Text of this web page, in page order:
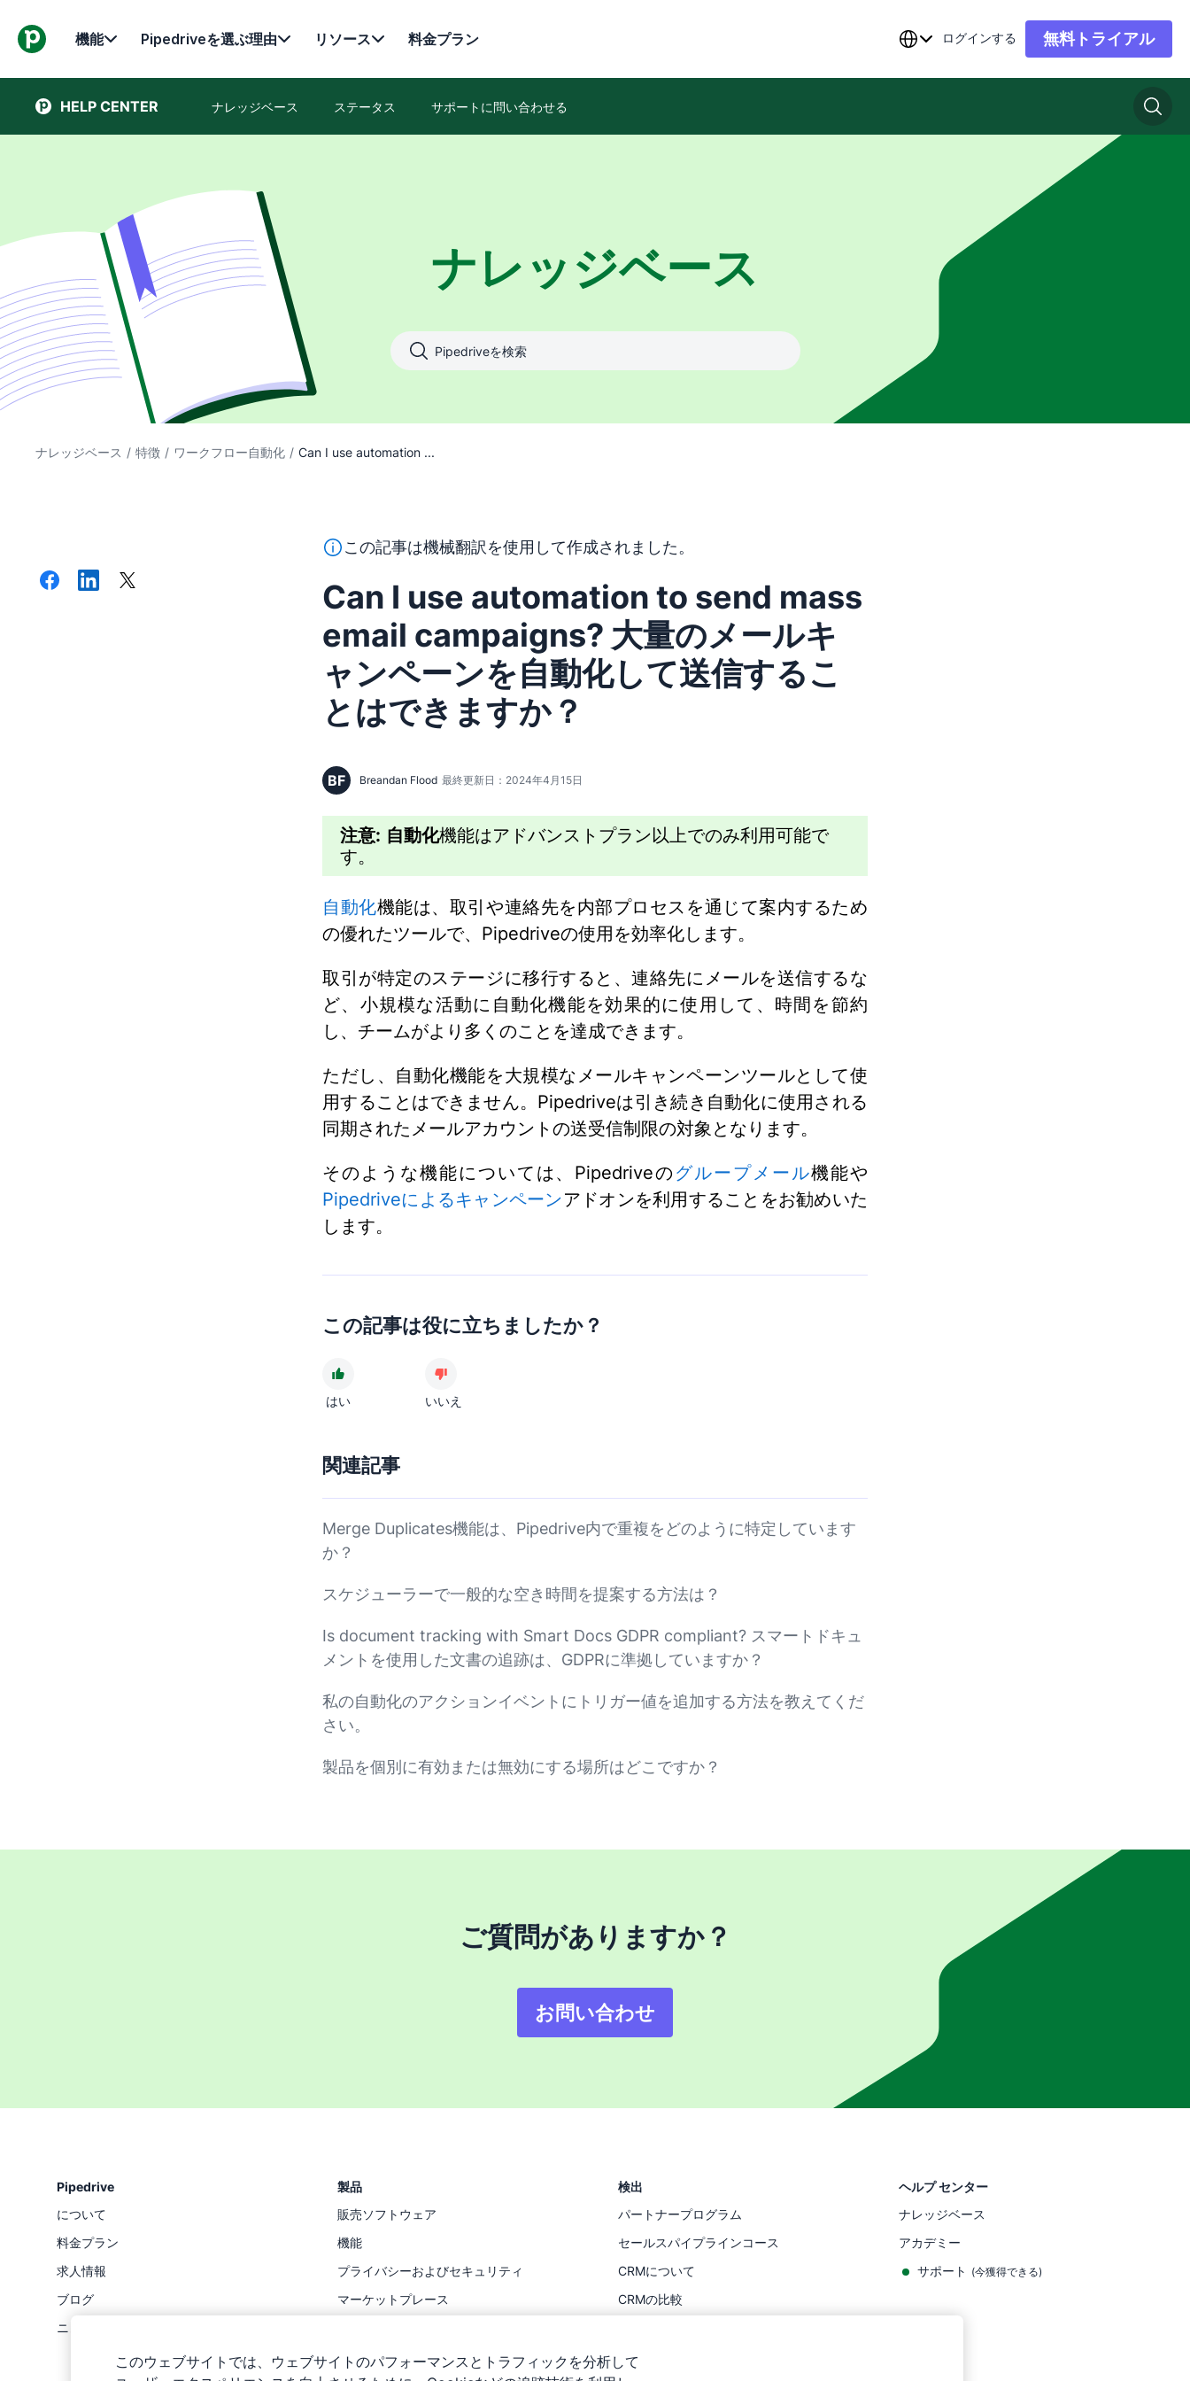
機能 Pipedriveを選ぶ理由 リソース 料金プラン ログインする 無料トライアル
HELP CENTER ナレッジベース ステータス サポートに問い合わせる
ナレッジベース
ナレッジベース / 特徴 / ワークフロー自動化 / Can I use automation ...
このテキストは機械翻訳ツールを使用して英語から翻訳されており、人間の編集者によって校正されていません。機械は不正確また
この記事は機械翻訳を使用して作成されました。
Can I use automation to send mass
email campaigns? 大量のメールキ
ャンペーンを自動化して送信するこ
とはできますか？
BF Breandan Flood 最終更新日：2024年4月15日
注意: 自動化機能はアドバンストプラン以上でのみ利用可能で
す。
自動化機能は、取引や連絡先を内部プロセスを通じて案内するため
の優れたツールで、Pipedriveの使用を効率化します。
取引が特定のステージに移行すると、連絡先にメールを送信するな
ど、小規模な活動に自動化機能を効果的に使用して、時間を節約
し、チームがより多くのことを達成できます。
ただし、自動化機能を大規模なメールキャンペーンツールとして使
用することはできません。Pipedriveは引き続き自動化に使用される
同期されたメールアカウントの送受信制限の対象となります。
そのような機能については、Pipedriveの グループメール機能や
Pipedriveによるキャンペーンアドオンを利用することをお勧めいた
します。
この記事は役に立ちましたか？
はい いいえ
関連記事
Merge Duplicates機能は、Pipedrive内で重複をどのように特定しています
か？
スケジューラーで一般的な空き時間を提案する方法は？
Is document tracking with Smart Docs GDPR compliant? スマートドキュ
メントを使用した文書の追跡は、GDPRに準拠していますか？
私の自動化のアクションイベントにトリガー値を追加する方法を教えてくだ
さい。
製品を個別に有効または無効にする場所はどこですか？
ご質問がありますか？
お問い合わせ
Pipedrive
について
料金プラン
求人情報
ブログ
ニュースルーム
製品
販売ソフトウェア
機能
プライバシーおよびセキュリティ
マーケットプレース
API
検出
パートナープログラム
セールスパイプラインコース
CRMについて
CRMの比較
ヘルプ センター
ナレッジベース
アカデミー
サポート (今獲得できる)
このウェブサイトでは、ウェブサイトのパフォーマンスとトラフィックを分析して